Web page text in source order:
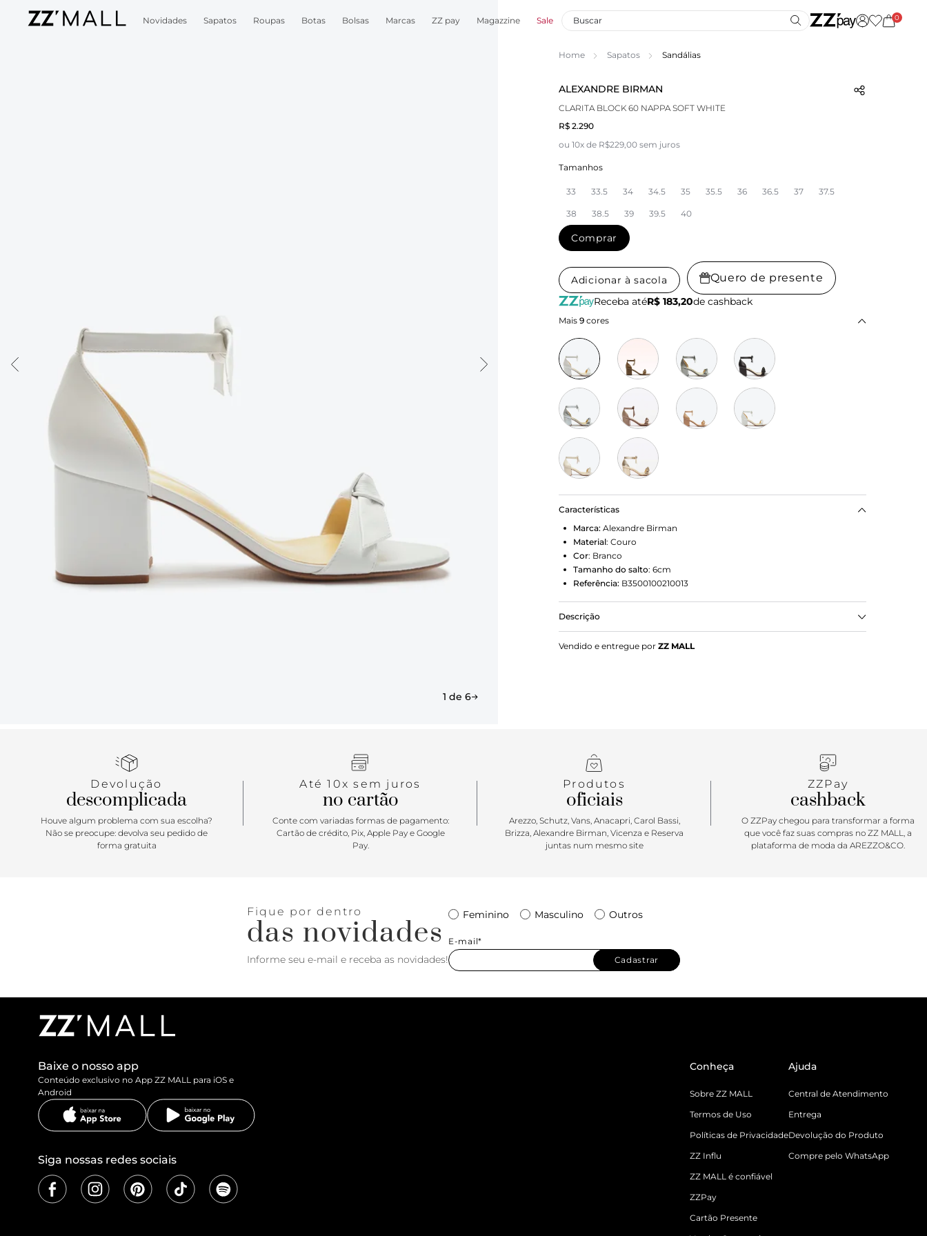
Novidades Sapatos Roupas Botas Bolsas Marcas ZZ pay Magazzine Sale 0
1 de 6
Home Sapatos Sandálias
ALEXANDRE BIRMAN
CLARITA BLOCK 60 NAPPA SOFT WHITE
R$ 2.290
ou 10x de R$229,00 sem juros
Tamanhos
33 33.5 34 34.5 35 35.5 36 36.5 37 37.5
38 38.5 39 39.5 40
Comprar
Adicionar à sacola Quero de presente
Receba atéR$ 183,20de cashback
Mais 9 cores
Características
Marca: Alexandre Birman
Material: Couro
Cor: Branco
Tamanho do salto: 6cm
Referência: B3500100210013
Descrição
Com um design elegante, a Clarita Block é a tradução do
glamour contemporâneo. Cada detalhe, desde o delicado laço
Vendido e entregue por ZZ MALL
Devolução
descomplicada
Houve algum problema com sua escolha?
Não se preocupe: devolva seu pedido de
forma gratuita
Até 10x sem juros
no cartão
Conte com variadas formas de pagamento:
Cartão de crédito, Pix, Apple Pay e Google
Pay.
Produtos
oficiais
Arezzo, Schutz, Vans, Anacapri, Carol Bassi,
Brizza, Alexandre Birman, Vicenza e Reserva
juntas num mesmo site
ZZPay
cashback
O ZZPay chegou para transformar a forma
que você faz suas compras no ZZ MALL, a
plataforma de moda da AREZZO&CO.
Fique por dentro
das novidades
Informe seu e-mail e receba as novidades!
Feminino Masculino Outros
E-mail*
Cadastrar
Baixe o nosso app
Conteúdo exclusivo no App ZZ MALL para iOS e
Android
Siga nossas redes sociais
Conheça
Sobre ZZ MALL
Termos de Uso
Políticas de Privacidade
ZZ Influ
ZZ MALL é confiável
ZZPay
Cartão Presente
Ajuda
Central de Atendimento
Entrega
Devolução do Produto
Compre pelo WhatsApp